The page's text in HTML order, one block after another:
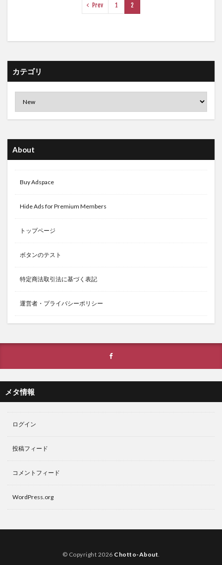
Prev 1 2
カテゴリ
About
Buy Adspace
Hide Ads for Premium Members
トップページ
ボタンのテスト
特定商法取引法に基づく表記
運営者・プライバシーポリシー
メタ情報
ログイン
投稿フィード
コメントフィード
WordPress.org
© Copyright 2026 Chotto-About